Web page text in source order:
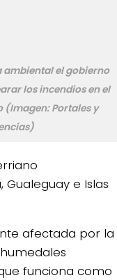
ambiental el gobierno
los incendios en el
(Imagen: Portales y
e Islas
afectada por la
funciona como